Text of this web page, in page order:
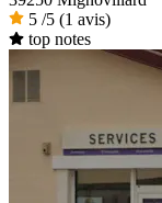
5 /5 (1 avis)
top notes